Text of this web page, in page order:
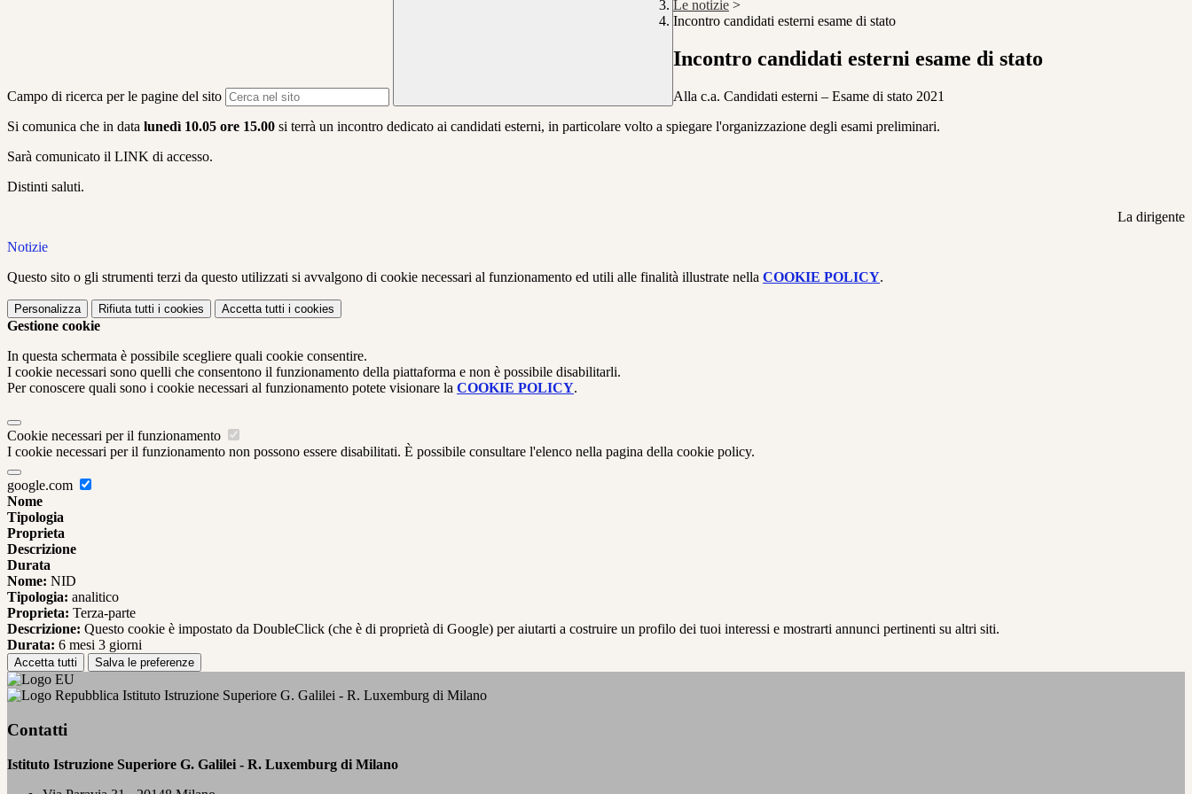
Campo di ricerca per le pagine del sito
Le notizie >
Incontro candidati esterni esame di stato
Incontro candidati esterni esame di stato
Alla c.a. Candidati esterni – Esame di stato 2021
Si comunica che in data lunedì 10.05 ore 15.00 si terrà un incontro dedicato ai candidati esterni, in particolare volto a spiegare l'organizzazione degli esami preliminari.
Sarà comunicato il LINK di accesso.
Distinti saluti.
La dirigente
Notizie
Questo sito o gli strumenti terzi da questo utilizzati si avvalgono di cookie necessari al funzionamento ed utili alle finalità illustrate nella COOKIE POLICY.
Personalizza Rifiuta tutti i cookies Accetta tutti i cookies
Gestione cookie
In questa schermata è possibile scegliere quali cookie consentire.
I cookie necessari sono quelli che consentono il funzionamento della piattaforma e non è possibile disabilitarli.
Per conoscere quali sono i cookie necessari al funzionamento potete visionare la COOKIE POLICY.
Cookie necessari per il funzionamento
I cookie necessari per il funzionamento non possono essere disabilitati. È possibile consultare l'elenco nella pagina della cookie policy.
google.com
Nome
Tipologia
Proprieta
Descrizione
Durata
Nome: NID
Tipologia: analitico
Proprieta: Terza-parte
Descrizione: Questo cookie è impostato da DoubleClick (che è di proprietà di Google) per aiutarti a costruire un profilo dei tuoi interessi e mostrarti annunci pertinenti su altri siti.
Durata: 6 mesi 3 giorni
Accetta tutti Salva le preferenze
Istituto Istruzione Superiore G. Galilei - R. Luxemburg di Milano
Contatti
Istituto Istruzione Superiore G. Galilei - R. Luxemburg di Milano